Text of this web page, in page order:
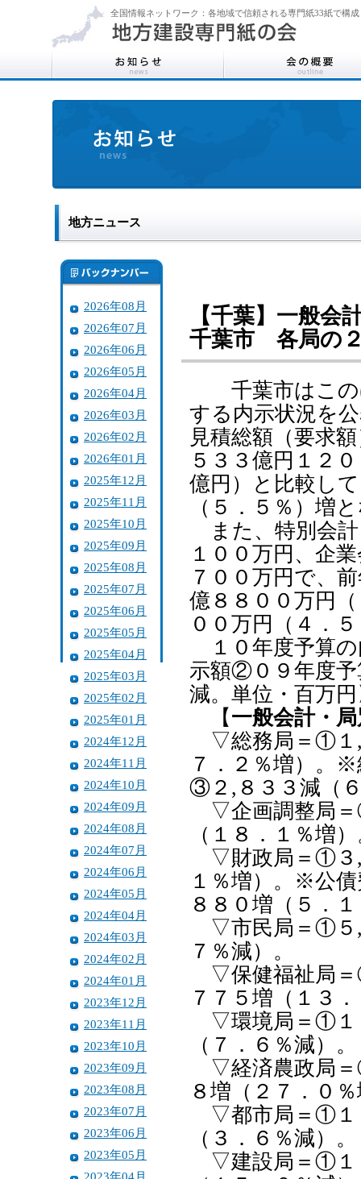
全国情報ネットワーク：各地域で信頼される専門紙33紙で構成
地方ニュース
2026年08月
2026年07月
2026年06月
2026年05月
2026年04月
2026年03月
2026年02月
2026年01月
2025年12月
2025年11月
2025年10月
2025年09月
2025年08月
2025年07月
2025年06月
2025年05月
2025年04月
2025年03月
2025年02月
2025年01月
2024年12月
2024年11月
2024年10月
2024年09月
2024年08月
2024年07月
2024年06月
2024年05月
2024年04月
2024年03月
2024年02月
2024年01月
2023年12月
2023年11月
2023年10月
2023年09月
2023年08月
2023年07月
2023年06月
2023年05月
2023年04月
【千葉】一般会
千葉市 各局の
千葉市はこの
する内示状況を
見積総額（要求
５３３億円１２
億円）と比較し
（５．５％）増
また、特別会計
１００万円、企
７００万円で、
億８８００万円
００万円（４．
１０年度予算
示額②０９年度
減。単位・百万
【 一般会計・
▽総務局＝①１,
７．２％増）。
③２,８３３減（
▽企画調整局＝
（１８．１％増
▽財政局＝①３,
１％増）。※公
８８０増（５．
▽市民局＝①５,
７％減）。
▽保健福祉局＝
７７５増（１３
▽環境局＝①１
（７．６％減）。
▽経済農政局＝
８増（２７．０
▽都市局＝①１
（３．６％減）。
▽建設局＝①１